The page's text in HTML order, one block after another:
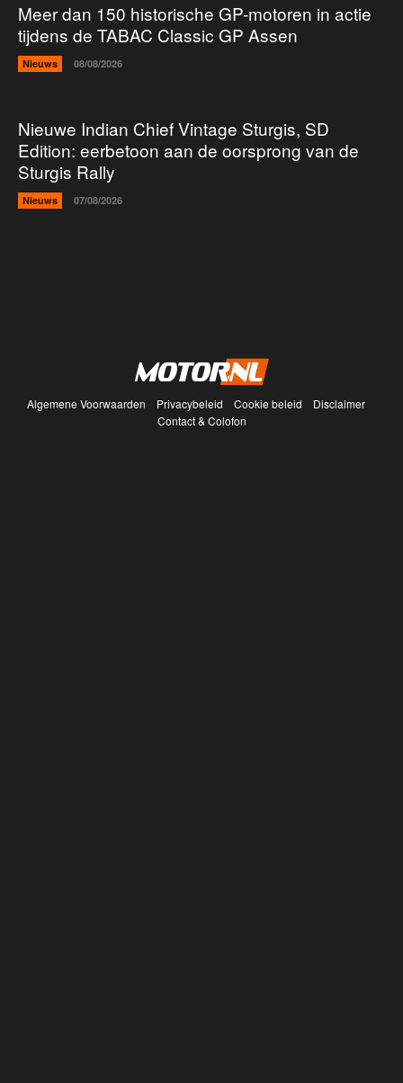
Meer dan 150 historische GP-motoren in actie
tijdens de TABAC Classic GP Assen
Nieuws 08/08/2026
Nieuwe Indian Chief Vintage Sturgis, SD
Edition: eerbetoon aan de oorsprong van de
Sturgis Rally
Nieuws 07/08/2026
Algemene Voorwaarden Privacybeleid Cookie beleid
Disclaimer
Contact & Colofon